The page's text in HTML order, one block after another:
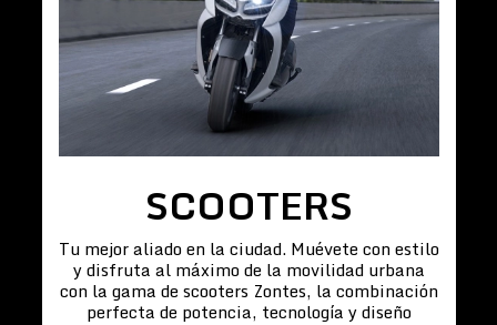
SCOOTERS
Tu mejor aliado en la ciudad. Muévete con estilo
y disfruta al máximo de la movilidad urbana
con la gama de scooters Zontes, la combinación
perfecta de potencia, tecnología y diseño